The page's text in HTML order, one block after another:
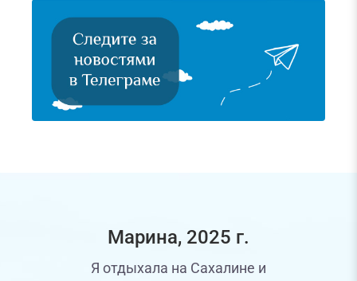
Марина, 2025 г.
Я отдыхала на Сахалине и